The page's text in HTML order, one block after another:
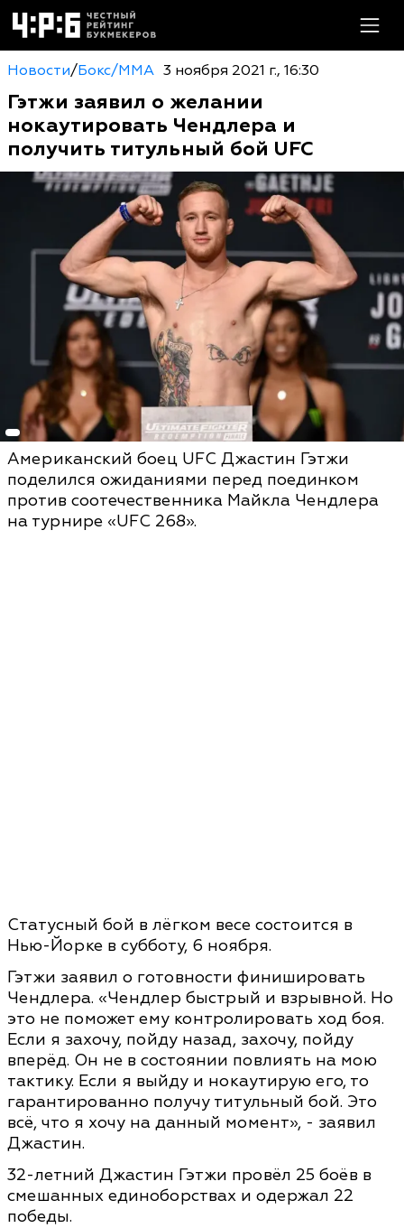
Новости/Бокс/MMA 3 ноября 2021 г., 16:30
Гэтжи заявил о желании
нокаутировать Чендлера и
получить титульный бой UFC
Американский боец UFC Джастин Гэтжи
поделился ожиданиями перед поединком
против соотечественника Майкла Чендлера
на турнире «UFC 268».
Статусный бой в лёгком весе состоится в
Нью-Йорке в субботу, 6 ноября.
Гэтжи заявил о готовности финишировать
Чендлера. «Чендлер быстрый и взрывной. Но
это не поможет ему контролировать ход боя.
Если я захочу, пойду назад, захочу, пойду
вперёд. Он не в состоянии повлиять на мою
тактику. Если я выйду и нокаутирую его, то
гарантированно получу титульный бой. Это
всё, что я хочу на данный момент», - заявил
Джастин.
32-летний Джастин Гэтжи провёл 25 боёв в
смешанных единоборствах и одержал 22
победы.